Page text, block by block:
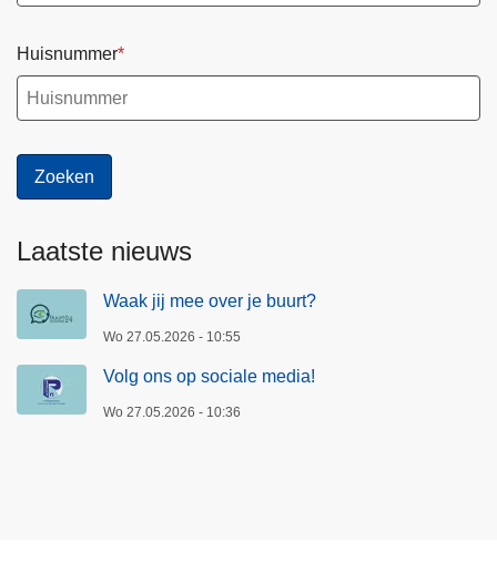
Huisnummer
Laatste nieuws
Waak jij mee over je buurt?
Wo 27.05.2026 - 10:55
Volg ons op sociale media!
Wo 27.05.2026 - 10:36